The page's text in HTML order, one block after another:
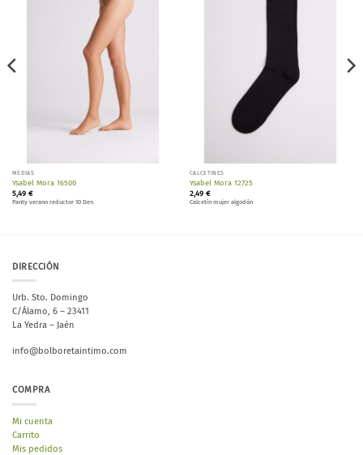
MEDIAS
Ysabel Mora 16500
5,49 €
Panty verano reductor 10 Den
CALCETINES
Ysabel Mora 12725
2,49 €
Calcetín mujer algodón
DIRECCIÓN
Urb. Sto. Domingo
C/Álamo, 6 – 23411
La Yedra – Jaén
info@bolboretaintimo.com
COMPRA
Mi cuenta
Carrito
Mis pedidos